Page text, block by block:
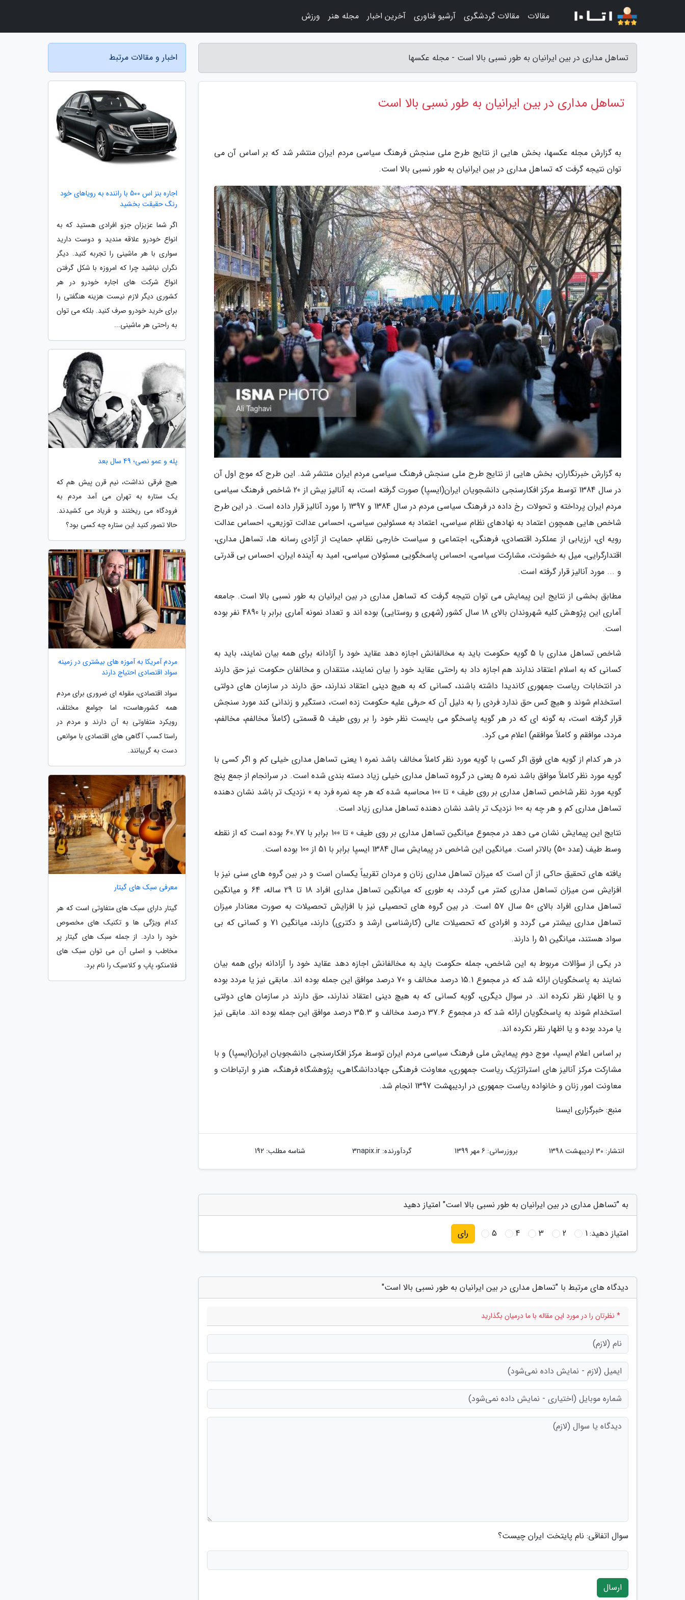
تساهل مداری در بین ایرانیان به طور نسبی بالا است - مجله عکسها
تساهل مداری در بین ایرانیان به طور نسبی بالا است
به گزارش مجله عکسها، بخش ­هایی از نتایج طرح ملی سنجش فرهنگ سیاسی مردم ایران منتشر شد که بر اساس آن می
توان نتیجه گرفت که تساهل مداری در بین ایرانیان به طور نسبی بالا است.
به گزارش خبرنگاران، بخش ­هایی از نتایج طرح ملی سنجش فرهنگ سیاسی مردم ایران منتشر شد. این طرح که موج اول آن
در سال 1384 توسط مرکز افکارسنجی دانشجویان ایران(ایسپا) صورت گرفته است، به آنالیز بیش از 20 شاخص فرهنگ سیاسی
مردم ایران پرداخته و تحولات رخ داده در فرهنگ سیاسی مردم در سال 1384 و 1397 را مورد آنالیز قرار داده است. در این طرح
شاخص هایی همچون اعتماد به نهادهای نظام سیاسی، اعتماد به مسئولین سیاسی، احساس عدالت توزیعی، احساس عدالت
رویه ای، ارزیابی از عملکرد اقتصادی، فرهنگی، اجتماعی و سیاست خارجی نظام، حمایت از آزادی رسانه ها، تساهل مداری،
اقتدارگرایی، میل به خشونت، مشارکت سیاسی، احساس پاسخگویی مسئولان سیاسی، امید به آینده ایران، احساس بی قدرتی
و ... مورد آنالیز قرار گرفته است.
مطابق بخشی از نتایج این پیمایش می توان نتیجه گرفت که تساهل مداری در بین ایرانیان به طور نسبی بالا است. جامعه
آماری این پژوهش کلیه شهروندان بالای 18 سال کشور (شهری و روستایی) بوده اند و تعداد نمونه آماری برابر با 4890 نفر بوده
است.
شاخص تساهل مداری با 5 گویه حکومت باید به مخالفانش اجازه دهد عقاید خود را آزادانه برای همه بیان نمایند، باید به
کسانی که به اسلام اعتقاد ندارند هم اجازه داد به راحتی عقاید خود را بیان نمایند، منتقدان و مخالفان حکومت نیز حق دارند
در انتخابات ریاست جمهوری کاندیدا داشته باشند، کسانی که به هیچ دینی اعتقاد ندارند، حق دارند در سازمان های دولتی
استخدام شوند و هیچ کس حق ندارد فردی را به دلیل آن که حرفی علیه حکومت زده است، دستگیر و زندانی کند مورد سنجش
قرار گرفته است، به گونه ای که در هر گویه پاسخگو می­ بایست نظر خود را بر روی طیف 5 قسمتی (کاملاً مخالفم، مخالفم،
مردد، موافقم و کاملاً موافقم) اعلام می کرد.
در هر کدام از گویه های فوق اگر کسی با گویه­ مورد نظر کاملاً مخالف باشد نمره 1 یعنی تساهل مداری خیلی کم و اگر کسی با
گویه مورد نظر کاملاً موافق باشد نمره 5 یعنی در گروه تساهل مداری خیلی زیاد دسته بندی ­شده است. در سرانجام از جمع پنج
گویه مورد نظر شاخص تساهل مداری بر روی طیف 0 تا 100 محاسبه شده که هر چه نمره فرد به 0 نزدیک تر باشد نشان دهنده
تساهل مداری کم و هر چه به 100 نزدیک تر باشد نشان دهنده تساهل مداری زیاد است.
نتایج این پیمایش نشان می دهد در مجموع میانگین تساهل مداری بر روی طیف 0 تا 100 برابر با 60.77 بوده است که از نقطه
وسط طیف (عدد 50) بالاتر است. میانگین این شاخص در پیمایش سال 1384 ایسپا برابر با 51 از 100 بوده است.
یافته های تحقیق حاکی از آن است که میزان تساهل مداری زنان و مردان تقریباً یکسان است و در بین گروه­ های سنی نیز با
افزایش سن میزان تساهل مداری کمتر می گردد، به طوری که میانگین تساهل مداری افراد 18 تا 29 ساله، 64 و میانگین
تساهل مداری افراد بالای 50 سال 57 است. در بین گروه ­های تحصیلی نیز با افزایش تحصیلات به صورت معنادار میزان
تساهل مداری بیشتر می گردد و افرادی که تحصیلات عالی (کارشناسی ارشد و دکتری) دارند، میانگین 71 و کسانی که بی
سواد هستند، میانگین 51 را دارند.
در یکی از سؤالات مربوط به این شاخص، جمله حکومت باید به مخالفانش اجازه دهد عقاید خود را آزادانه برای همه بیان
نمایند به پاسخگویان ارائه شد که در مجموع 15.1 درصد مخالف و 70 درصد موافق این جمله بوده اند. مابقی نیز یا مردد بوده
و یا اظهار نظر نکرده اند. در سوال دیگری، گویه کسانی که به هیچ دینی اعتقاد ندارند، حق دارند در سازمان های دولتی
استخدام شوند به پاسخگویان ارائه شد که در مجموع 37.6 درصد مخالف و 35.3 درصد موافق این جمله بوده اند. مابقی نیز
یا مردد بوده و یا اظهار نظر نکرده اند.
بر اساس اعلام ایسپا، موج دوم پیمایش ملی فرهنگ سیاسی مردم ایران توسط مرکز افکارسنجی دانشجویان ایران(ایسپا) و با
مشارکت مرکز آنالیز ­های استراتژیک ریاست جمهوری، معاونت فرهنگی جهاددانشگاهی، پژوهشگاه فرهنگ، هنر و ارتباطات و
معاونت امور زنان و خانواده ریاست جمهوری در اردیبهشت 1397 انجام شد.
منبع: خبرگزاری ایسنا
انتشار: 30 اردیبهشت 1398 بروزرسانی: 6 مهر 1399 گردآورنده:3napix.ir شناسه مطلب: 192
به "تساهل مداری در بین ایرانیان به طور نسبی بالا است" امتیاز دهید
امتیاز دهید:1
2
3
4
5 رای
دیدگاه های مرتبط با "تساهل مداری در بین ایرانیان به طور نسبی بالا است"
* نظرتان را در مورد این مقاله با ما درمیان بگذارید
سوال اتفاقی: نام پایتخت ایران چیست؟
ارسال
اخبار و مقالات مرتبط
اجاره بنز اس 500 با راننده به رویاهای خود
رنگ حقیقت بخشید
اگر شما عزیزان جزو افرادی هستید که به
انواع خودرو علاقه مندید و دوست دارید
سواری با هر ماشینی را تجربه کنید. دیگر
نگران نباشید چرا که امروزه با شکل گرفتن
انواع شرکت های اجاره خودرو در هر
کشوری دیگر لازم نیست هزینه هنگفتی را
برای خرید خودرو صرف کنید. بلکه می توان
به راحتی هر ماشینی...
پله و عمو نصی؛ 49 سال بعد
هیچ فرقی نداشت، نیم قرن پیش هم که
یک ستاره به تهران می آمد مردم به
فرودگاه می ریختند و فریاد می کشیدند.
حالا تصور کنید این ستاره چه کسی بود؟
مردم آمریکا به آموزه های بیشتری در زمینه
سواد اقتصادی احتیاج دارند
سواد اقتصادی، مقوله ای ضروری برای مردم
همه کشورهاست؛ اما جوامع مختلف،
رویکرد متفاوتی به آن دارند و مردم در
راستا کسب آگاهی های اقتصادی با موانعی
دست به گریبانند.
معرفی سبک های گیتار
گیتار دارای سبک های متفاوتی است که هر
کدام ویژگی ها و تکنیک های مخصوص
خود را دارد. از جمله سبک های گیتار پر
مخاطب و اصلی آن می توان سبک های
فلامنکو، پاپ و کلاسیک را نام برد.
مقالات مقالات گردشگری آرشیو فناوری آخرین اخبار مجله هنر ورزش